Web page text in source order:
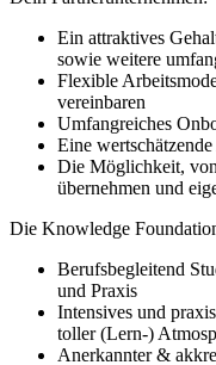
Ein attraktives
sowie weitere
Flexible
vereinbaren
Umfangreiches
Eine
Die Möglichkeit,
übernehmen und
Die Knowledge
Berufsbegleitend
und Praxis
Intensives und
toller (Lern-)
Anerkannter &